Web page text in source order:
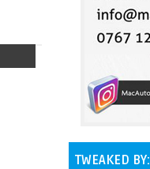
TWEAKED BY: